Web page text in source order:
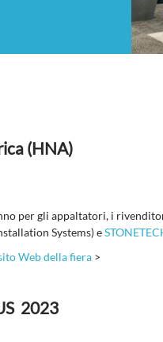
(HNA)
per gli appaltatori, i
Systems) e
Web della fiera >
2023